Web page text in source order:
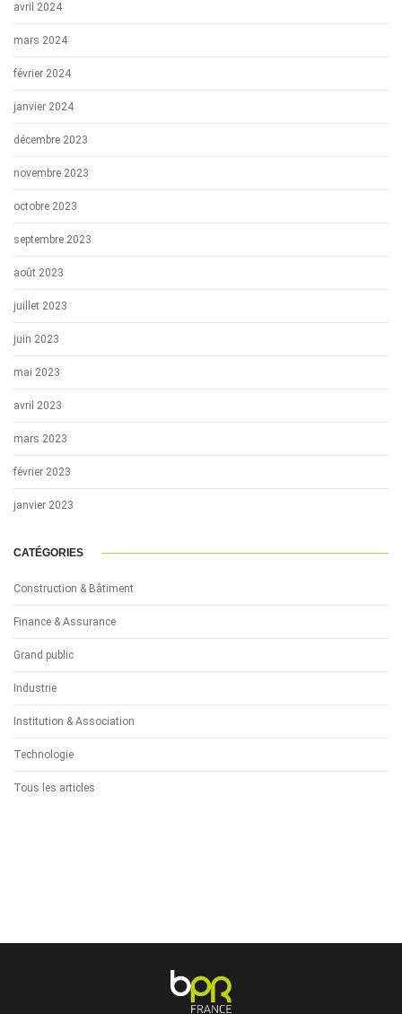
avril 2024
mars 2024
février 2024
janvier 2024
décembre 2023
novembre 2023
octobre 2023
septembre 2023
août 2023
juillet 2023
juin 2023
mai 2023
avril 2023
mars 2023
février 2023
janvier 2023
CATÉGORIES
Construction & Bâtiment
Finance & Assurance
Grand public
Industrie
Institution & Association
Technologie
Tous les articles